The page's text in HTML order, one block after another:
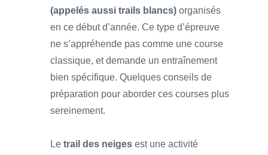
(appelés aussi trails blancs) organisés
en ce début d’année. Ce type d’épreuve
ne s’appréhende pas comme une course
classique, et demande un entraînement
bien spécifique. Quelques conseils de
préparation pour aborder ces courses plus
sereinement.
Le trail des neiges est une activité